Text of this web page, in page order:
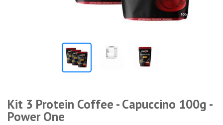
Kit 3 Protein Coffee - Capuccino 100g -
Power One